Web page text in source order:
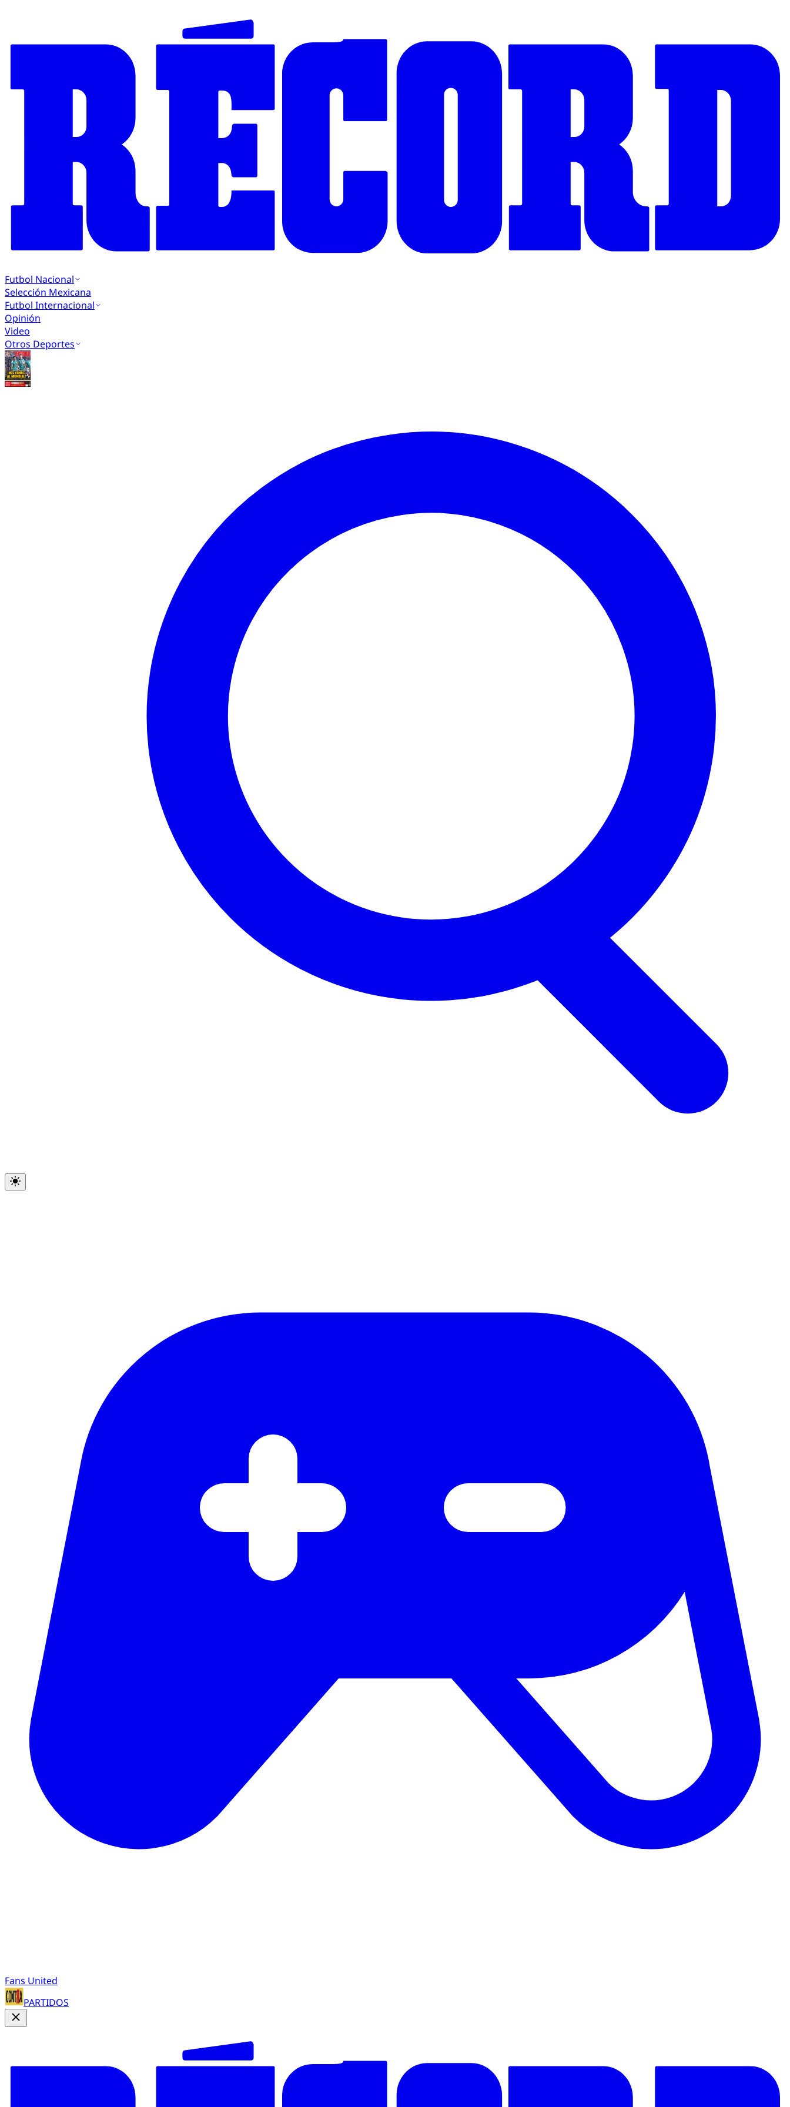
Futbol Nacional
Selección Mexicana
Futbol Internacional
Opinión
Video
Otros Deportes
Fans United
PARTIDOS